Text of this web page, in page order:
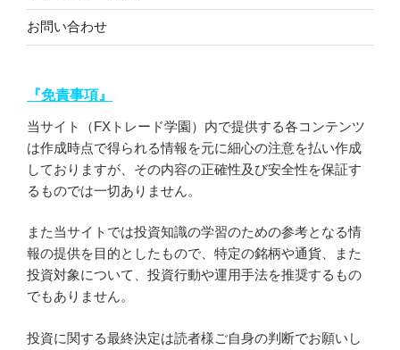
お問い合わせ
『免責事項』
当サイト（FXトレード学園）内で提供する各コンテンツ
は作成時点で得られる情報を元に細心の注意を払い作成
しておりますが、その内容の正確性及び安全性を保証す
るものでは一切ありません。
また当サイトでは投資知識の学習のための参考となる情
報の提供を目的としたもので、特定の銘柄や通貨、また
投資対象について、投資行動や運用手法を推奨するもの
でもありません。
投資に関する最終決定は読者様ご自身の判断でお願いし